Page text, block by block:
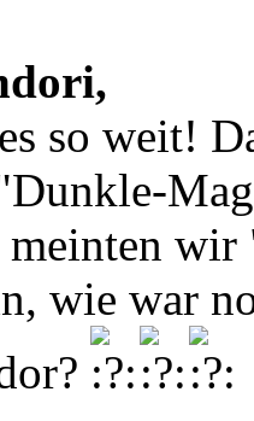
so weit!
wie war